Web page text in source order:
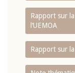
Rapport sur
l‘UEMOA
Rapport sur